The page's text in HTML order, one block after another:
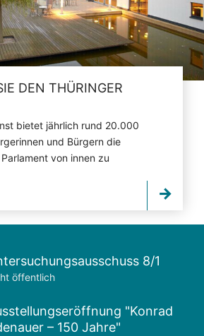
DEN THÜRINGER
bietet jährlich rund 20.000
und Bürgern die
von innen zu
8/1
öffentlich
"Konrad
– 150 Jahre"